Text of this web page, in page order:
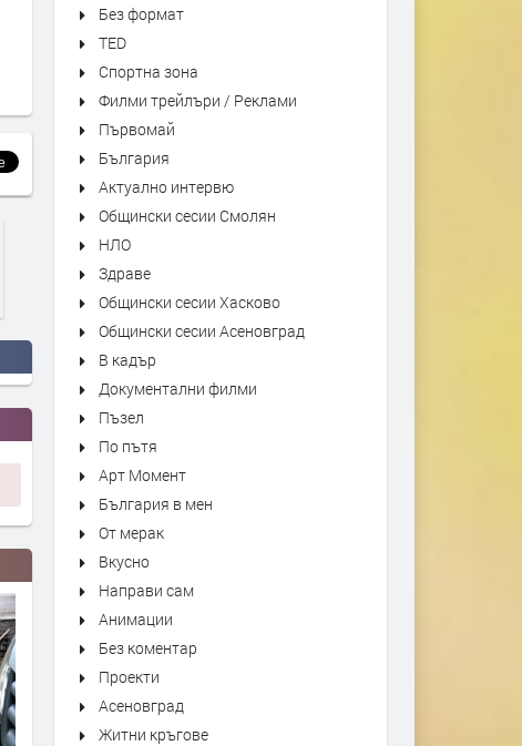
Без формат
TED
Спортна зона
Филми трейлъри / Реклами
Първомай
България
Актуално интервю
Общински сесии Смолян
НЛО
Здраве
Общински сесии Хасково
Общински сесии Асеновград
В кадър
Документални филми
Пъзел
По пътя
Арт Момент
България в мен
От мерак
Вкусно
Направи сам
Анимации
Без коментар
Проекти
Асеновград
Житни кръгове